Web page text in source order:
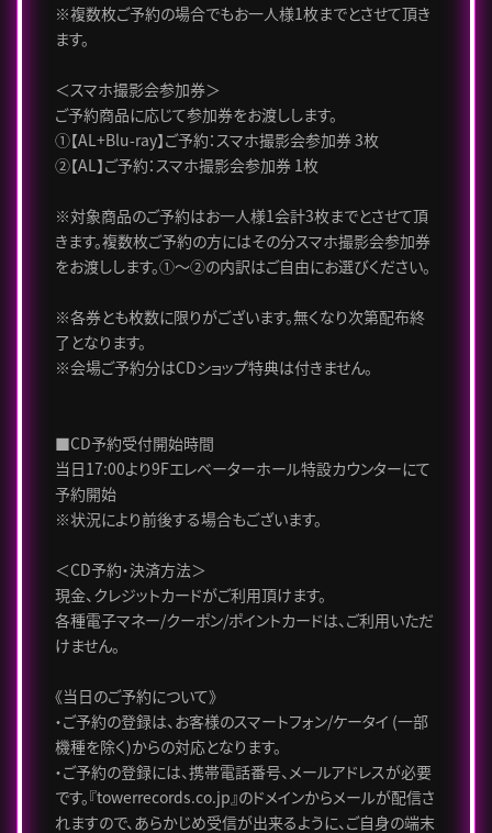
※複数枚ご予約の場合でもお一人様1枚までとさせて頂き
ます。
＜スマホ撮影会参加券＞
ご予約商品に応じて参加券をお渡しします。
①【AL+Blu-ray】ご予約：スマホ撮影会参加券 3枚
②【AL】ご予約：スマホ撮影会参加券 1枚
※対象商品のご予約はお一人様1会計3枚までとさせて頂
きます。複数枚ご予約の方にはその分スマホ撮影会参加券
をお渡しします。①～②の内訳はご自由にお選びください。
※各券とも枚数に限りがございます。無くなり次第配布終
了となります。
※会場ご予約分はCDショップ特典は付きません。
■CD予約受付開始時間
当日17:00より9Fエレベーターホール特設カウンターにて
予約開始
※状況により前後する場合もございます。
＜CD予約・決済方法＞
現金、クレジットカードがご利用頂けます。
各種電子マネー/クーポン/ポイントカードは、ご利用いただ
けません。
《当日のご予約について》
・ご予約の登録は、お客様のスマートフォン/ケータイ (一部
機種を除く)からの対応となります。
・ご予約の登録には、携帯電話番号、メールアドレスが必要
です。『towerrecords.co.jp』のドメインからメールが配信さ
れますので、あらかじめ受信が出来るように、ご自身の端末